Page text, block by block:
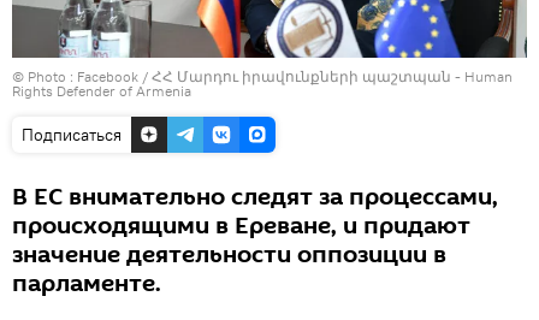
© Photo : Facebook / ՀՀ Մարդու իրավունքների պաշտպան - Human
Rights Defender of Armenia
Подписаться
В ЕС внимательно следят за процессами,
происходящими в Ереване, и придают
значение деятельности оппозиции в
парламенте.